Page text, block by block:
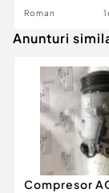
Roman
Anunturi
Compresor